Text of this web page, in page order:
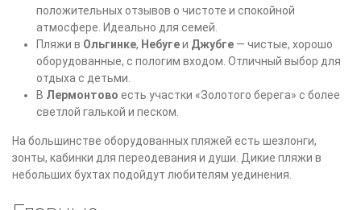
положительных отзывов о чистоте и спокойной
атмосфере. Идеально для семей.
Пляжи в Ольгинке, Небугеи Джубге — чистые, хорошо
оборудованные, с пологим входом. Отличный выбор для
отдыха с детьми.
В Лермонтово есть участки «Золотого берега» с более
светлой галькой и песком.
На большинстве оборудованных пляжей есть шезлонги,
зонты, кабинки для переодевания и души. Дикие пляжи в
небольших бухтах подойдут любителям уединения.